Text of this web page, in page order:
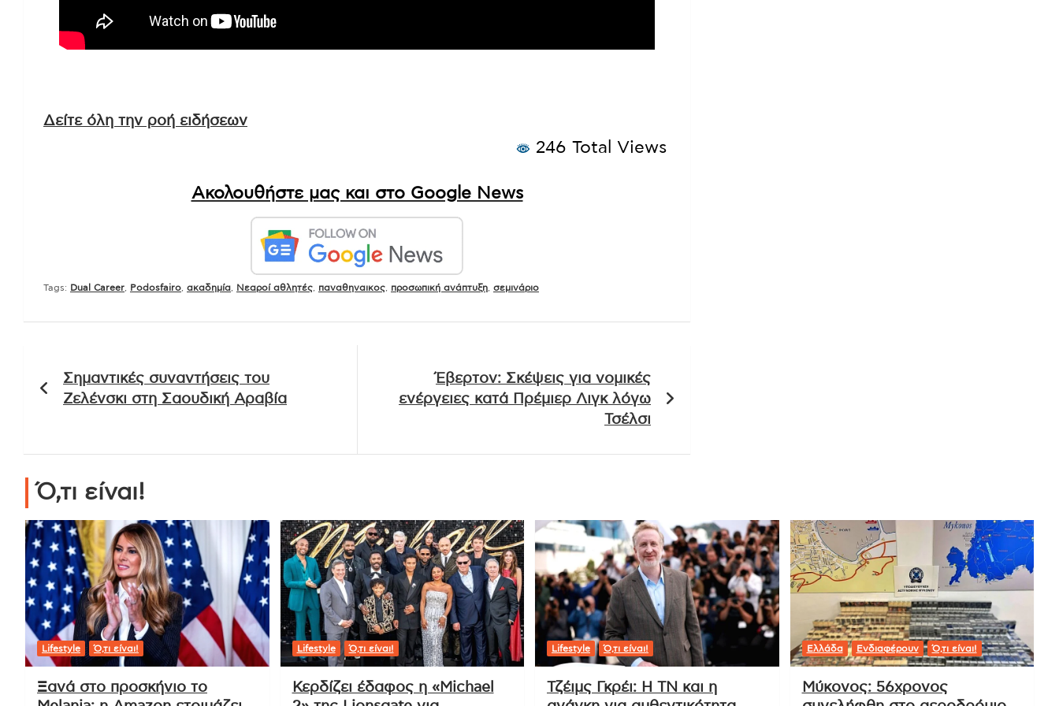
Δείτε όλη την ροή ειδήσεων
246 Total Views
Ακολουθήστε μας και στο Google News
Tags: Dual Career Podosfairo ακαδημία Νεαροί αθλητές παναθηναικος προσωπική ανάπτυξη σεμινάριο
άρθρων
Σημαντικές συναντήσεις του
Ζελένσκι στη Σαουδική Αραβία
Έβερτον: Σκέψεις για νομικές
ενέργειες κατά Πρέμιερ Λιγκ λόγω
Τσέλσι
Ό,τι είναι!
Lifestyle Ό,τι είναι!
Ξανά στο προσκήνιο το
Lifestyle Ό,τι είναι!
Κερδίζει έδαφος η «Michael
Lifestyle Ό,τι είναι!
Τζέιμς Γκρέι: Η ΤΝ και η
Ελλάδα Ενδιαφέρουν Ό,τι είναι!
Μύκονος: 56χρονος